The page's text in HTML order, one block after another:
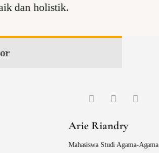
dan holistik.
Arie Riandry
Mahasiswa Studi Agama-Agama